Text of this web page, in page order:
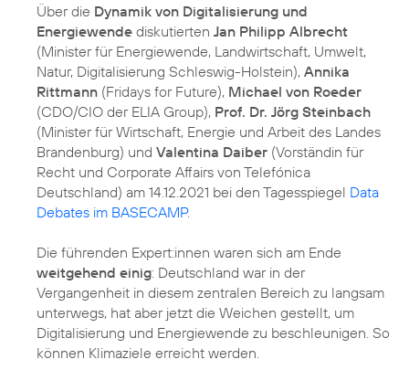
Über die Dynamik von Digitalisierung und
Energiewende diskutierten Jan Philipp Albrecht
(Minister für Energiewende, Landwirtschaft, Umwelt,
Natur, Digitalisierung Schleswig-Holstein), Annika
Rittmann (Fridays for Future), Michael von Roeder
(CDO/CIO der ELIA Group), Prof. Dr. Jörg Steinbach
(Minister für Wirtschaft, Energie und Arbeit des Landes
Brandenburg) und Valentina Daiber (Vorständin für
Recht und Corporate Affairs von Telefónica
Deutschland) am 14.12.2021 bei den Tagesspiegel Data
Debates im BASECAMP.
Die führenden Expert:innen waren sich am Ende
weitgehend einig: Deutschland war in der
Vergangenheit in diesem zentralen Bereich zu langsam
unterwegs, hat aber jetzt die Weichen gestellt, um
Digitalisierung und Energiewende zu beschleunigen. So
können Klimaziele erreicht werden.